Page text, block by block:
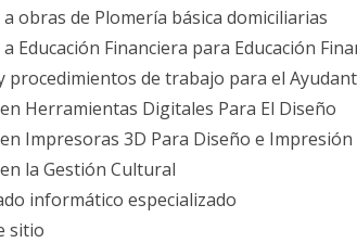
obras de Plomería básica domiciliarias
Educación Financiera para Educación
procedimientos de trabajo para el
Herramientas Digitales Para El Diseño
Impresoras 3D Para Diseño e Impresión
la Gestión Cultural
informático especializado
sitio